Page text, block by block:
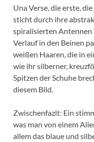
Una Verse, die erste,
sticht durch ihre
spiralisierten Antennen
Verlauf in den Beinen
weißen Haaren, die in
wie ihr silberner,
Spitzen der Schuhe
diesem Bild.
Zwischenfazit: Ein
was man von einem
allem das blaue und